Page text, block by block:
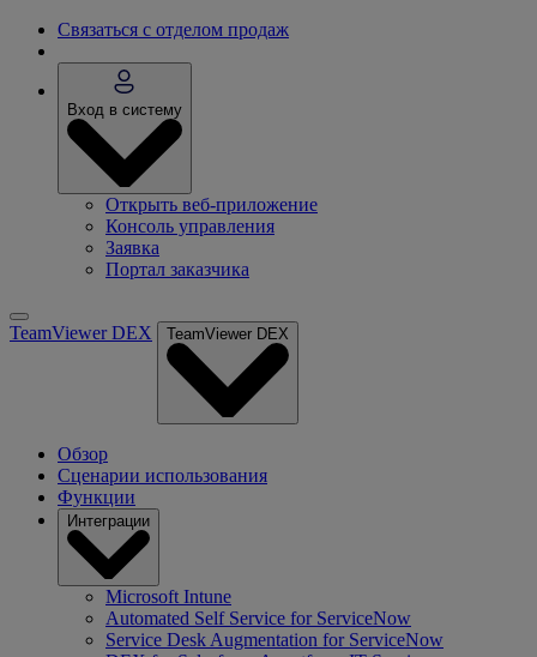
Связаться с отделом продаж
Вход в систему
Открыть веб-приложение
Консоль управления
Заявка
Портал заказчика
TeamViewer DEX TeamViewer DEX
Обзор
Сценарии использования
Функции
Интеграции
Microsoft Intune
Automated Self Service for ServiceNow
Service Desk Augmentation for ServiceNow